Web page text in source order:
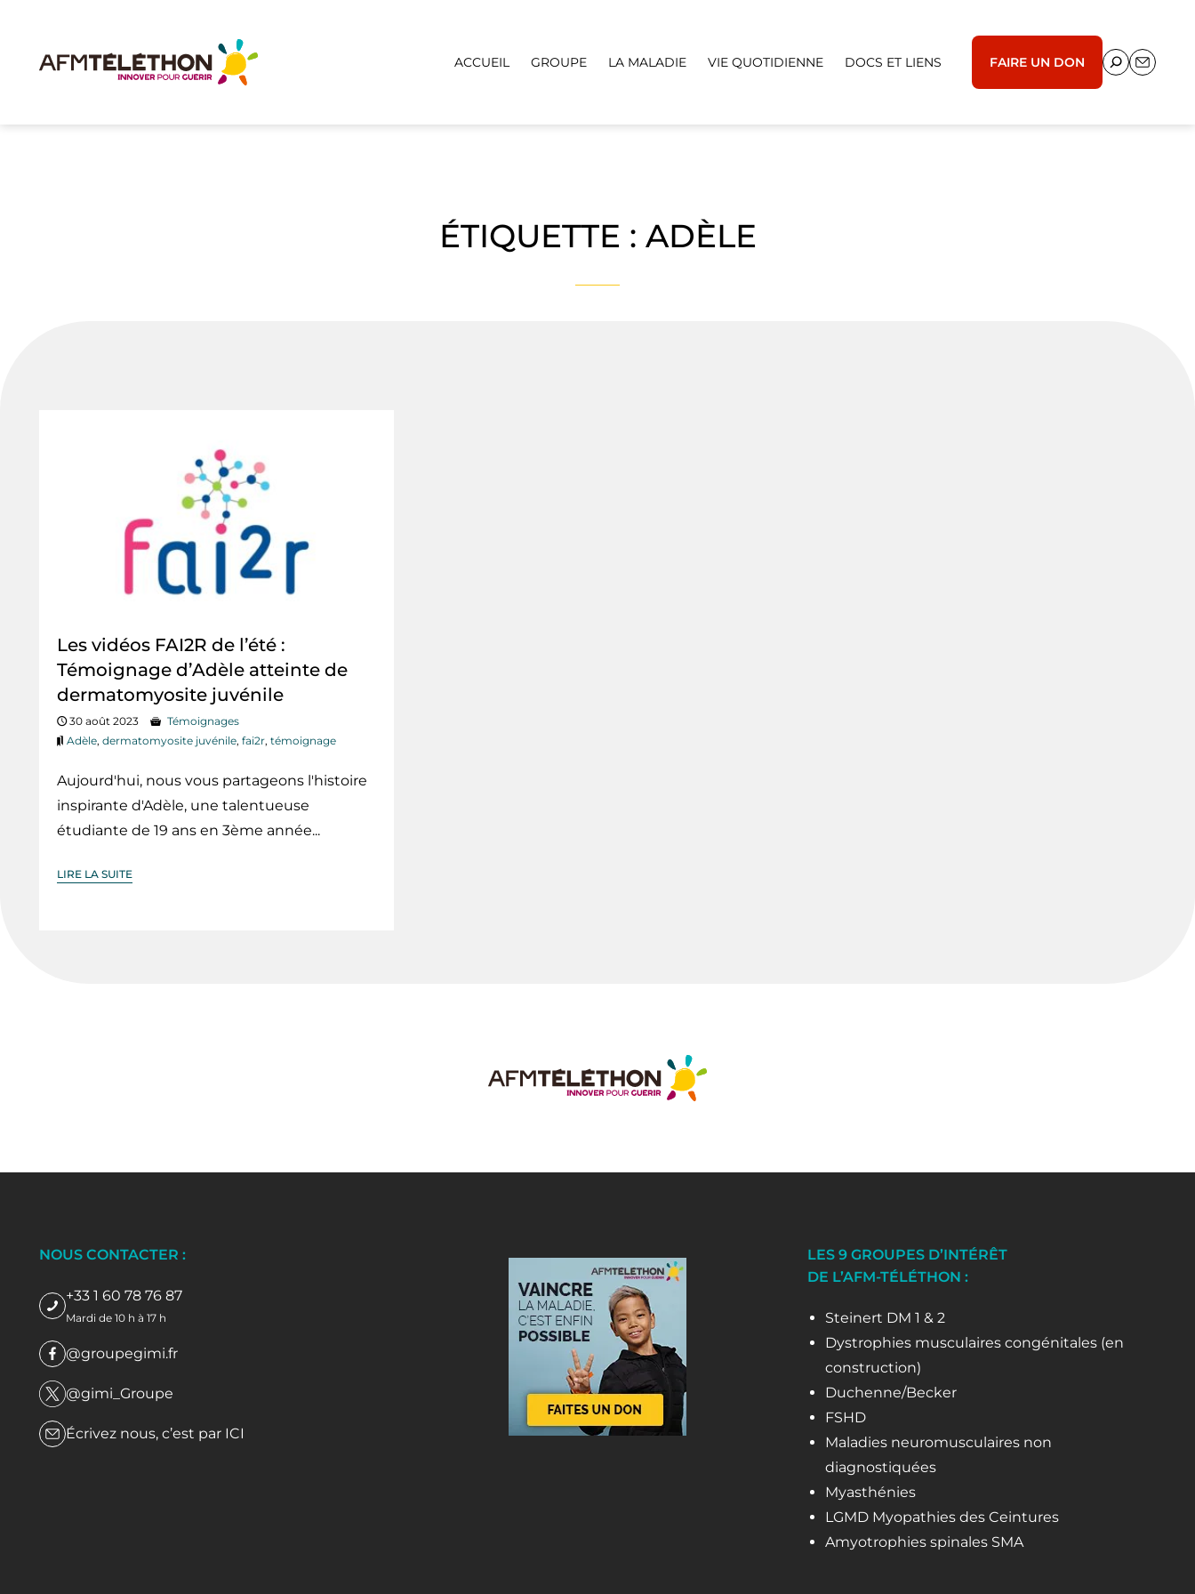
ACCUEIL GROUPE LA MALADIE VIE QUOTIDIENNE DOCS ET LIENS FAIRE UN DON
ÉTIQUETTE : ADÈLE
Les vidéos FAI2R de l’été :
Témoignage d’Adèle atteinte de
dermatomyosite juvénile
30 août 2023
Témoignages
Adèle, dermatomyosite juvénile, fai2r, témoignage
Aujourd'hui, nous vous partageons l'histoire
inspirante d'Adèle, une talentueuse
étudiante de 19 ans en 3ème année...
LIRE LA SUITE
NOUS CONTACTER :
+33 1 60 78 76 87
Mardi de 10 h à 17 h
@groupegimi.fr
@gimi_Groupe
Écrivez nous, c’est par ICI
LES 9 GROUPES D’INTÉRÊT
DE L’AFM-TÉLÉTHON :
Steinert DM 1 & 2
Dystrophies musculaires congénitales (en
construction)
Duchenne/Becker
FSHD
Maladies neuromusculaires non
diagnostiquées
Myasthénies
LGMD Myopathies des Ceintures
Amyotrophies spinales SMA